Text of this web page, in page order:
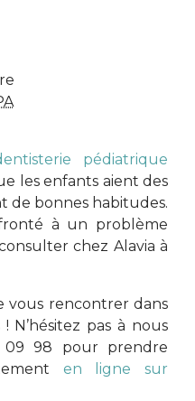
pédiatrique
les enfants aient des
de bonnes habitudes.
à un problème
chez Alavia à
vous rencontrer dans
N’hésitez pas à nous
98 pour prendre
en ligne sur